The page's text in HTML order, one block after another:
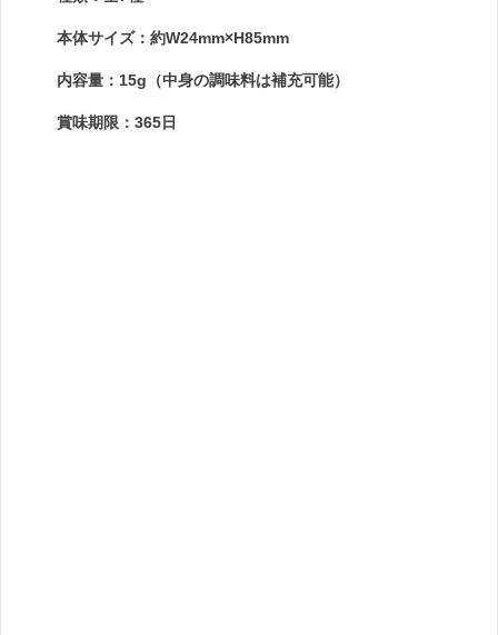
本体サイズ：約W24mm×H85mm
内容量：15g（中身の調味料は補充可能）
賞味期限：365日